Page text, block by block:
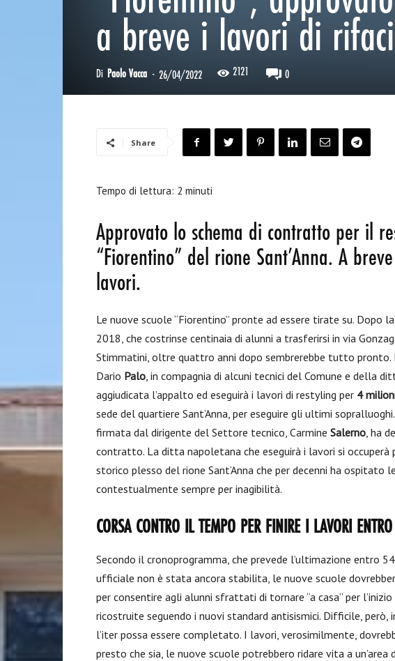
a breve i lavori di
Di Paolo Vacca - 26/04/2022 2121 0
Share
Tempo di lettura: 2 minuti
Approvato lo schema di contratto per il
“Fiorentino” del rione Sant’Anna. A
lavori.
Le nuove scuole “Fiorentino” pronte ad essere tirate su. Dopo
2018, che costrinse centinaia di alunni a trasferirsi in via
Stimmatini, oltre quattro anni dopo sembrerebbe tutto pronto.
Dario Palo, in compagnia di alcuni tecnici del Comune e della
aggiudicata l’appalto ed eseguirà i lavori di restyling per 4
sede del quartiere Sant’Anna, per eseguire gli ultimi
firmata dal dirigente del Settore tecnico, Carmine Salerno, ha
contratto. La ditta napoletana che eseguirà i lavori si occuperà
storico plesso del rione Sant’Anna che per decenni ha ospitato
contestualmente sempre per inagibilità.
CORSA CONTRO IL TEMPO PER FINIRE I LAVORI
Secondo il cronoprogramma, che prevede l’ultimazione entro
ufficiale non è stata ancora stabilita, le nuove scuole
per consentire agli alunni sfrattati di tornare “a casa” per
ricostruite seguendo i nuovi standard antisismici. Difficile, però,
l’iter possa essere completato. I lavori, verosimilmente,
presto che sia, le nuove scuole potrebbero ridare vita a